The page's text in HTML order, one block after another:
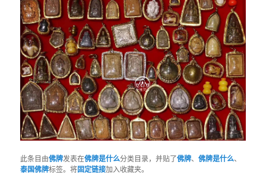
此条目由佛牌发表在佛牌是什么分类目录，并贴了佛牌、佛牌是什么、
泰国佛牌标签。将固定链接加入收藏夹。